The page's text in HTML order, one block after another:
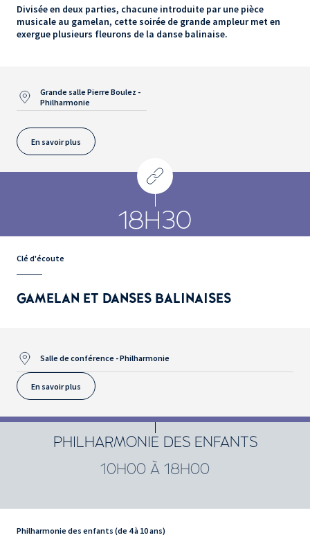
Divisée en deux parties, chacune introduite par une pièce
musicale au gamelan, cette soirée de grande ampleur met en
exergue plusieurs fleurons de la danse balinaise.
Grande salle Pierre Boulez -
Philharmonie
En savoir plus
18H30
Clé d'écoute
GAMELAN ET DANSES BALINAISES
Salle de conférence - Philharmonie
En savoir plus
PHILHARMONIE DES ENFANTS
10H00 À 18H00
Philharmonie des enfants (de 4 à 10 ans)